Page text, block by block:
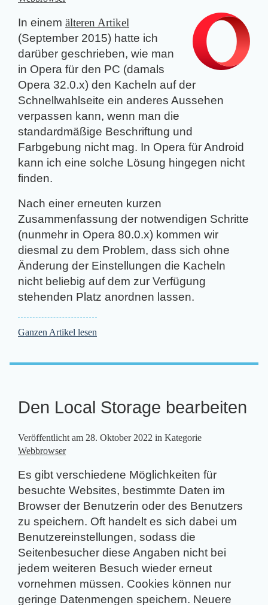
In einem älteren Artikel
(September 2015) hatte ich
darüber geschrieben, wie man
in Opera für den PC (damals
Opera 32.0.x) den Kacheln auf der
Schnellwahlseite ein anderes Aussehen
verpassen kann, wenn man die
standardmäßige Beschriftung und
Farbgebung nicht mag. In Opera für Android
kann ich eine solche Lösung hingegen nicht
finden.
Nach einer erneuten kurzen
Zusammenfassung der notwendigen Schritte
(nunmehr in Opera 80.0.x) kommen wir
diesmal zu dem Problem, dass sich ohne
Änderung der Einstellungen die Kacheln
nicht beliebig auf dem zur Verfügung
stehenden Platz anordnen lassen.
Ganzen Artikel lesen
Den Local Storage bearbeiten
Veröffentlicht am 28. Oktober 2022 in Kategorie
Webbrowser
Es gibt verschiedene Möglichkeiten für
besuchte Websites, bestimmte Daten im
Browser der Benutzerin oder des Benutzers
zu speichern. Oft handelt es sich dabei um
Benutzereinstellungen, sodass die
Seitenbesucher diese Angaben nicht bei
jedem weiteren Besuch wieder erneut
vornehmen müssen. Cookies können nur
geringe Datenmengen speichern. Neuere